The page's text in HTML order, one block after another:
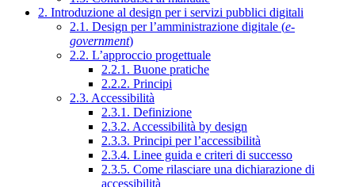
2. Introduzione al design per i servizi pubblici digitali
2.1. Design per l’amministrazione digitale (e-
government)
2.2. L’approccio progettuale
2.2.1. Buone pratiche
2.2.2. Principi
2.3. Accessibilità
2.3.1. Definizione
2.3.2. Accessibilità by design
2.3.3. Principi per l’accessibilità
2.3.4. Linee guida e criteri di successo
2.3.5. Come rilasciare una dichiarazione di
accessibilità